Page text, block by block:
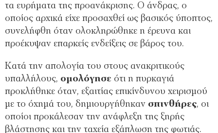
τα ευρήματα της προανάκρισης. Ο άνδρας, ο
οποίος αρχικά είχε προσαχθεί ως βασικός ύποπτος,
συνελήφθη όταν ολοκληρώθηκε η έρευνα και
προέκυψαν επαρκείς ενδείξεις σε βάρος του.
Κατά την απολογία του στους ανακριτικούς
υπαλλήλους, ομολόγησε ότι η πυρκαγιά
προκλήθηκε όταν, εξαιτίας επικίνδυνου χειρισμού
με το όχημά του, δημιουργήθηκαν σπινθήρες, οι
οποίοι προκάλεσαν την ανάφλεξη της ξηρής
βλάστησης και την ταχεία εξάπλωση της φωτιάς.